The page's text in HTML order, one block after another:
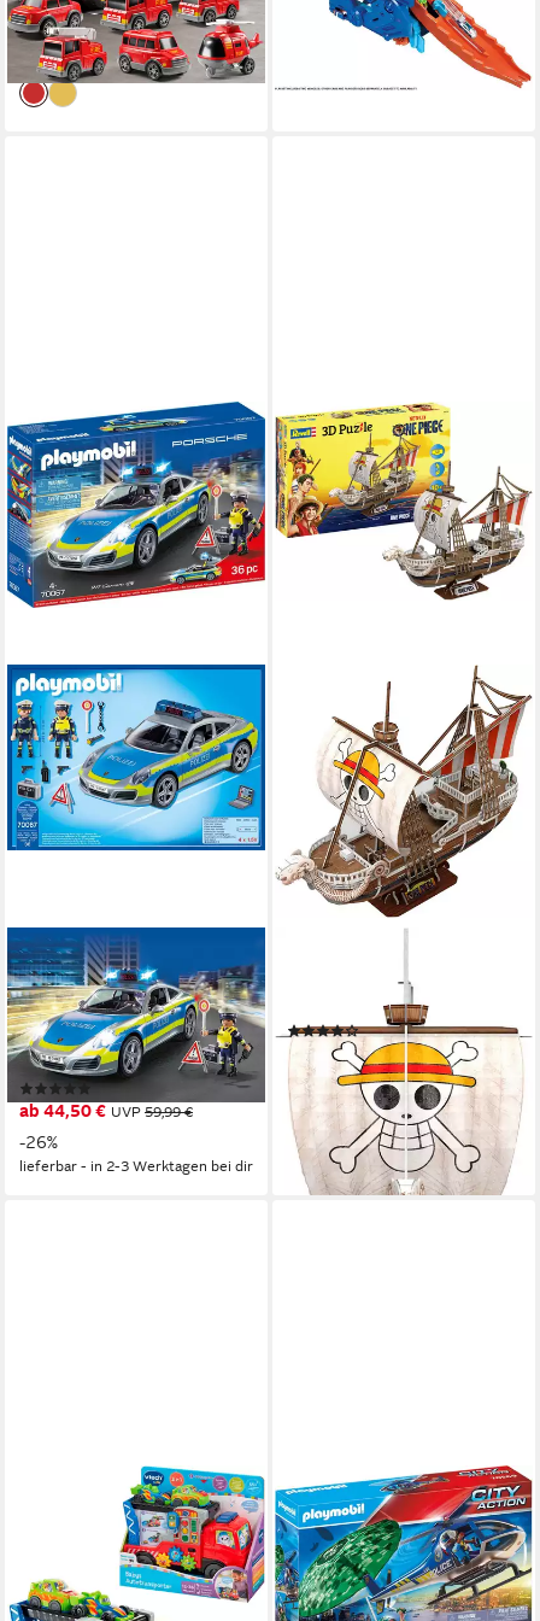
Made in China
41,99 € UVP69,99 €
-40%
lieferbar - in 3-4 Werktagen bei dir
ab 67,83 € UVP99,99 €
lieferbar - in 2-3 Werktagen bei dir
PLAYMOBIL®
Porsche 911 Carrera 4S
Polizei (70067), My Action
Heroes Konstruktions-
Spielset, (36 St), Made in
Germany (66)
ab 44,50 € UVP 59,99 €
-26%
lieferbar - in 2-3 Werktagen bei dir
3D-Puzzle One Piece, Going
Merry, 112 Puzzleteile
(1)
ab 25,32 € UVP 30,99 €
-18%
lieferbar - in 2-3 Werktagen bei dir